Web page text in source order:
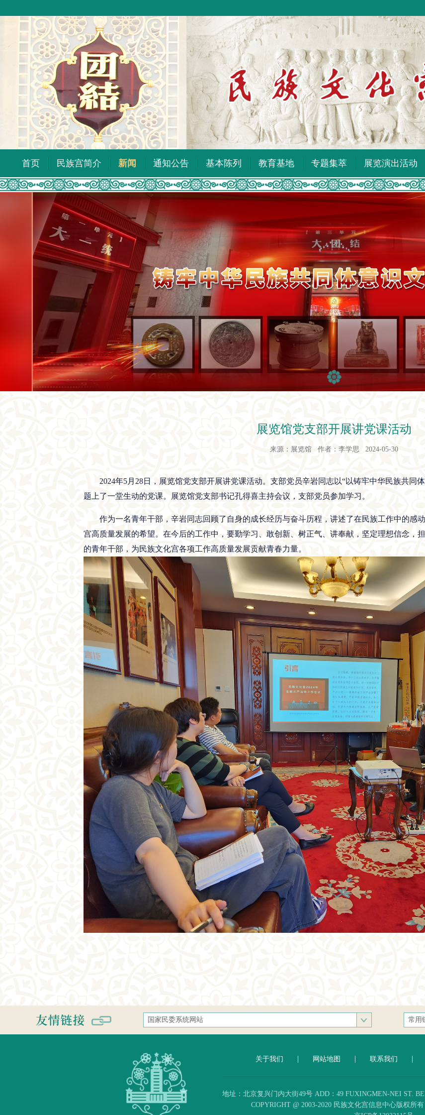
首页 民族宫简介 新闻 通知公告 基本陈列 教育基地 专题集萃 展览演出活动
展览馆党支部开展讲党课活动
来源：展览馆 作者：李学思 2024-05-30
2024年5月 28日，展览馆党支部开展讲党课活动。支部党员辛岩同志以“以铸牢中华民族共同
题上了一堂生动的党课。展览馆党支部书记孔得喜主持会议，支部党员参加学习。
作为一名青年干部，辛岩同志回顾了自身的成长经历与奋斗历程，讲述了在民族工作中的感
宫高质量发展的希望。在今后的工作中，要勤学习、敢创新、树正气、讲奉献，坚定理想信念，
的青年干部，为民族文化宫各项工作高质量发展贡献青春力量。
国家民委系统网站
国家民族事务委员会
中南民族大学
西南民族大学
西北民族大学
北方民族大学
常用
中央
人民
新华
中国
关于我们 | 网站地图 | 联系我们 |
地址：北京复兴门内大街49号 ADD：49 FUXINGMEN-NEI ST.
COPYRIGHT @ 2003-2020 民族文化宫信息中心版权所